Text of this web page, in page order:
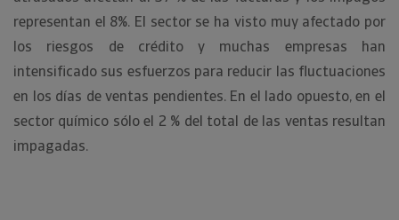
representan el 8%. El sector se ha visto muy afectado por
los riesgos de crédito y muchas empresas han
intensificado sus esfuerzos para reducir las fluctuaciones
en los días de ventas pendientes. En el lado opuesto, en el
sector químico sólo el 2 % del total de las ventas resultan
impagadas.